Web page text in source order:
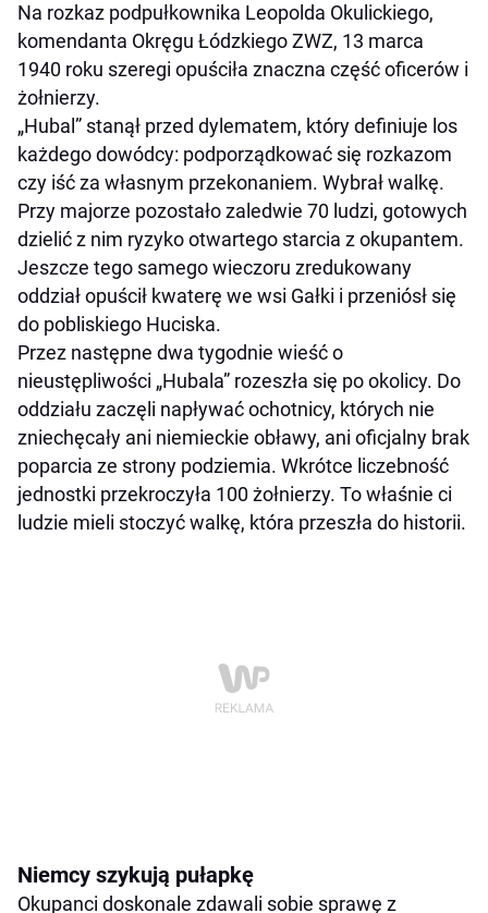
Na rozkaz podpułkownika Leopolda Okulickiego,
komendanta Okręgu Łódzkiego ZWZ, 13 marca
1940 roku szeregi opuściła znaczna część oficerów i
żołnierzy.
„Hubal” stanął przed dylematem, który definiuje los
każdego dowódcy: podporządkować się rozkazom
czy iść za własnym przekonaniem. Wybrał walkę.
Przy majorze pozostało zaledwie 70 ludzi, gotowych
dzielić z nim ryzyko otwartego starcia z okupantem.
Jeszcze tego samego wieczoru zredukowany
oddział opuścił kwaterę we wsi Gałki i przeniósł się
do pobliskiego Huciska.
Przez następne dwa tygodnie wieść o
nieustępliwości „Hubala” rozeszła się po okolicy. Do
oddziału zaczęli napływać ochotnicy, których nie
zniechęcały ani niemieckie obławy, ani oficjalny brak
poparcia ze strony podziemia. Wkrótce liczebność
jednostki przekroczyła 100 żołnierzy. To właśnie ci
ludzie mieli stoczyć walkę, która przeszła do historii.
Niemcy szykują pułapkę
Okupanci doskonale zdawali sobie sprawę z